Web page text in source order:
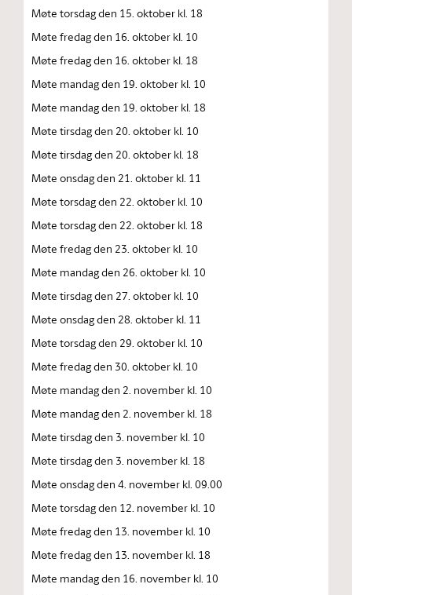
Møte torsdag den 15. oktober kl. 18
Møte fredag den 16. oktober kl. 10
Møte fredag den 16. oktober kl. 18
Møte mandag den 19. oktober kl. 10
Møte mandag den 19. oktober kl. 18
Møte tirsdag den 20. oktober kl. 10
Møte tirsdag den 20. oktober kl. 18
Møte onsdag den 21. oktober kl. 11
Møte torsdag den 22. oktober kl. 10
Møte torsdag den 22. oktober kl. 18
Møte fredag den 23. oktober kl. 10
Møte mandag den 26. oktober kl. 10
Møte tirsdag den 27. oktober kl. 10
Møte onsdag den 28. oktober kl. 11
Møte torsdag den 29. oktober kl. 10
Møte fredag den 30. oktober kl. 10
Møte mandag den 2. november kl. 10
Møte mandag den 2. november kl. 18
Møte tirsdag den 3. november kl. 10
Møte tirsdag den 3. november kl. 18
Møte onsdag den 4. november kl. 09.00
Møte torsdag den 12. november kl. 10
Møte fredag den 13. november kl. 10
Møte fredag den 13. november kl. 18
Møte mandag den 16. november kl. 10